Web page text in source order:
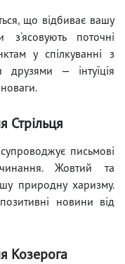
що відбиває вашу
з'ясовують поточні
у спілкуванні з
— інтуїція
Стрільця
письмові
Жовтий та
природну харизму.
новини від
Козерога